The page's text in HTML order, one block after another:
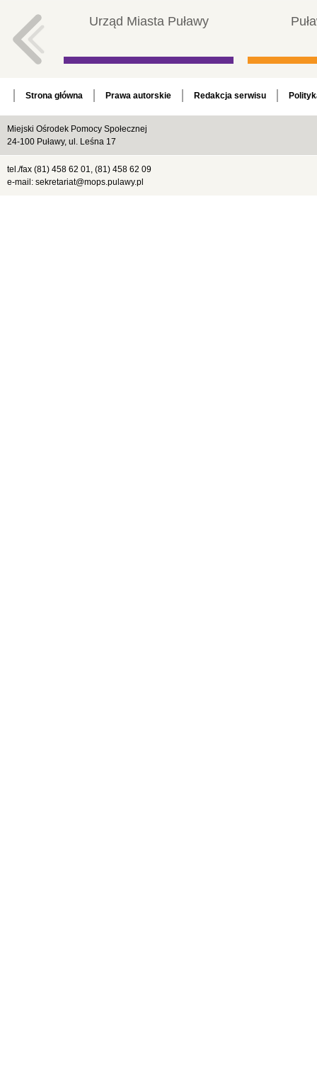
Urząd Miasta Puławy
Strona główna Prawa autorskie Redakcja serwisu
Miejski Ośrodek Pomocy Społecznej
24-100 Puławy, ul. Leśna 17
tel./fax (81) 458 62 01, (81) 458 62 09
e-mail: sekretariat@mops.pulawy.pl